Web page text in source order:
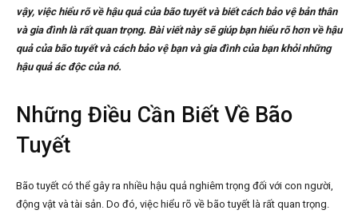
vậy, việc hiểu rõ về hậu quả của bão tuyết và biết cách bảo vệ bản thân
và gia đình là rất quan trọng. Bài viết này sẽ giúp bạn hiểu rõ hơn về hậu
quả của bão tuyết và cách bảo vệ bạn và gia đình của bạn khỏi những
hậu quả ác độc của nó.
Những Điều Cần Biết Về Bão
Tuyết
Bão tuyết có thể gây ra nhiều hậu quả nghiêm trọng đối với con người,
động vật và tài sản. Do đó, việc hiểu rõ về bão tuyết là rất quan trọng.